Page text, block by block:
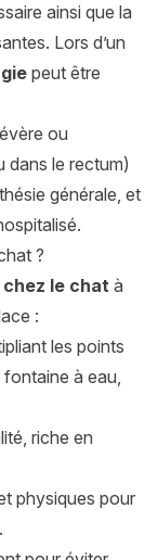
ainsi que la
Lors d’un
peut être
ou
dans le rectum)
générale, et
?
le chat à
:
les points
fontaine à eau,
riche en
physiques pour